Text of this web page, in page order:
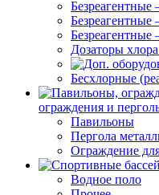
Безреагентные
Дозаторы
Бесхлорные
ограждения и
Павильоны
Пергола
Ограждение
Водное поло